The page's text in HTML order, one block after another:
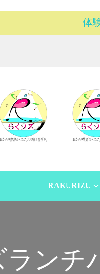
体
RAKURIZU
ランチ